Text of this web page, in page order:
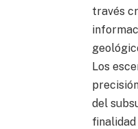
través
Los
del